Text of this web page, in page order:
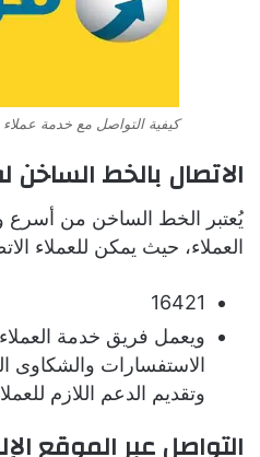
كيفية التواصل مع خدمة
الاتصال بالخط الساخن
يُعتبر الخط الساخن من أسرع
العملاء، حيث يمكن للعملاء
16421
ويعمل فريق خدمة
الاستفسارات والشكاوى
وتقديم الدعم اللازم
التواصل عبر الموقع